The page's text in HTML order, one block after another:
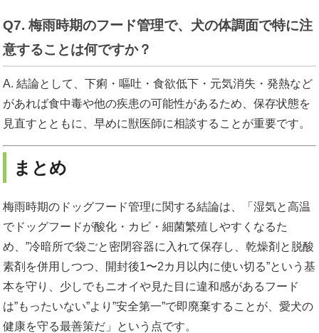
Q7. 梅雨時期のフード管理で、犬の体調面で特に注
意することは何ですか？
A. 結論として、下痢・嘔吐・食欲低下・元気消失・発熱など
があれば食中毒や他の疾患の可能性があるため、保存状態を
見直すとともに、早めに獣医師に相談することが重要です。
まとめ
梅雨時期のドッグフード管理に関する結論は、「湿気と高温
でドッグフードが酸化・カビ・細菌繁殖しやすくなるた
め、”冷暗所で袋ごと密閉容器に入れて保存し、乾燥剤と脱酸
素剤を併用しつつ、開封後1〜2カ月以内に使い切る”という基
本を守り、少しでもニオイや見た目に違和感があるフード
は”もったいない”より”安全第一”で即廃棄することが、愛犬の
健康を守る最善策だ」という点です。